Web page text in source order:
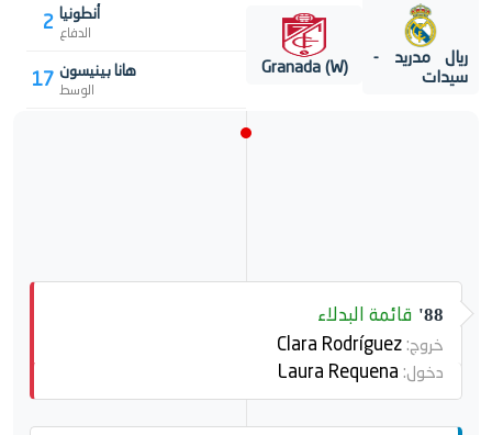
2 أنطونيا
الدفاع
17 هانا بينيسون
الوسط
ريال مدريد -
سيدات Granada (W)
88' قائمة البدلاء
خروج:
دخول: